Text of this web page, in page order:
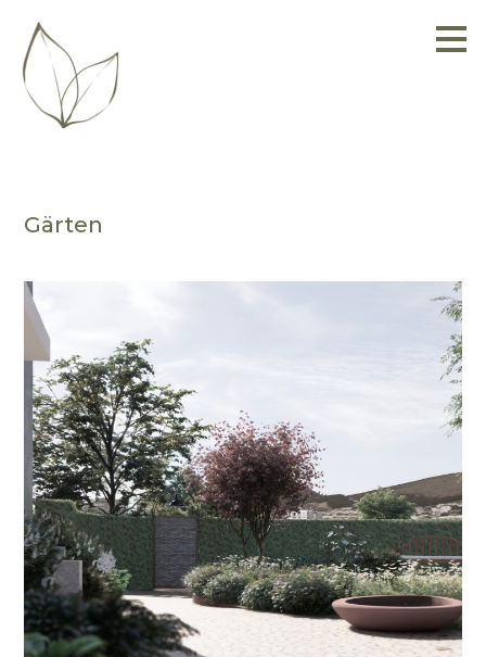
Zu
Hauptinhalten
überspringen
Gärten